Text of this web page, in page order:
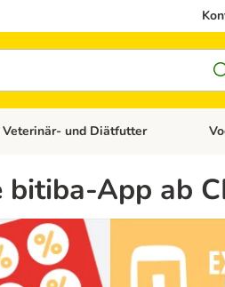
Menü öffnen: Katzenzubehör
Veterinär- und Diätfutter
App ab